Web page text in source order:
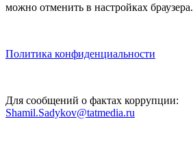
можно отменить в настройках браузера.
Политика конфиденциальности
Для сообщений о фактах коррупции:
Shamil.Sadykov@tatmedia.ru